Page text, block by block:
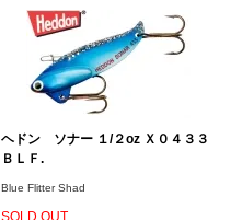
ヘドン ソナー １/２oz Ｘ０４３３
ＢＬＦ.
Blue Flitter Shad
SOLD OUT